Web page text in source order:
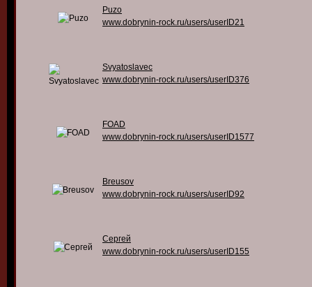
Puzo
www.dobrynin-rock.ru/users/userID21
Svyatoslavec
www.dobrynin-rock.ru/users/userID376
FOAD
www.dobrynin-rock.ru/users/userID1577
Breusov
www.dobrynin-rock.ru/users/userID92
Сергей
www.dobrynin-rock.ru/users/userID155